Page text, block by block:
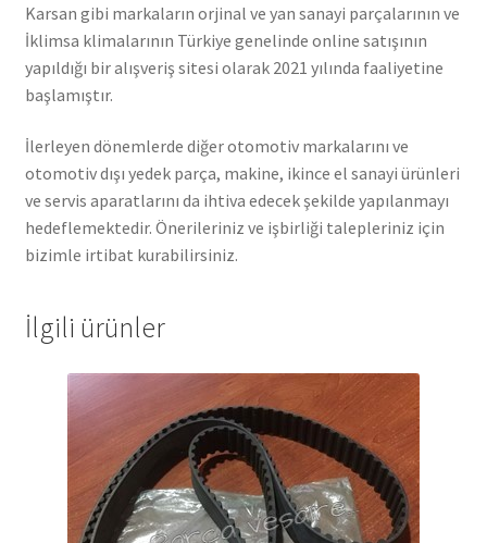
Karsan gibi markaların orjinal ve yan sanayi parçalarının ve
İklimsa klimalarının Türkiye genelinde online satışının
yapıldığı bir alışveriş sitesi olarak 2021 yılında faaliyetine
başlamıştır.
İlerleyen dönemlerde diğer otomotiv markalarını ve
otomotiv dışı yedek parça, makine, ikince el sanayi ürünleri
ve servis aparatlarını da ihtiva edecek şekilde yapılanmayı
hedeflemektedir. Önerileriniz ve işbirliği talepleriniz için
bizimle irtibat kurabilirsiniz.
İlgili ürünler